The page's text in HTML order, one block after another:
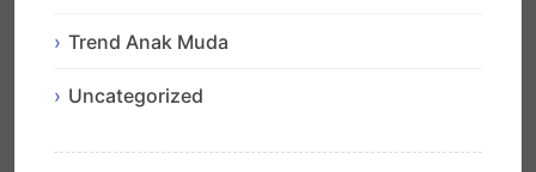
Trend Anak Muda
Uncategorized